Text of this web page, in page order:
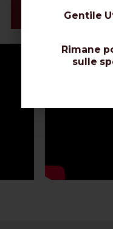
Gentile
Rimane
sulle